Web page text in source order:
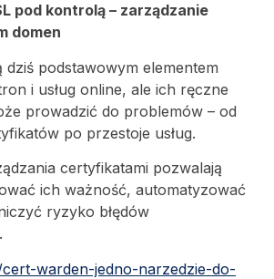
pod kontrolą – zarządzanie
domen
dziś podstawowym elementem
i usług online, ale ich ręczne
prowadzić do problemów – od
po przestoje usług.
certyfikatami pozwalają
ich ważność, automatyzować
ryzyko błędów
warden-jedno-narzedzie-do-